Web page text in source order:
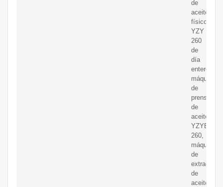
de
aceite
físico
YZY
260
de
día
entero,
máquina
de
prensado
de
aceite
YZYB
260,
máquina
de
extracción
de
aceite